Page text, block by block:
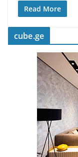
Read More
cube.ge